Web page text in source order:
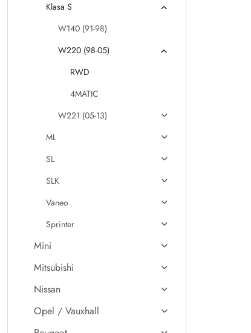
Klasa S
W140 (91-98)
W220 (98-05)
RWD
4MATIC
W221 (05-13)
ML
SL
SLK
Vaneo
Sprinter
Mini
Mitsubishi
Nissan
Opel / Vauxhall